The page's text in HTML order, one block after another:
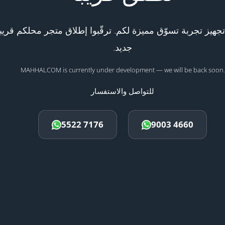
تجربة تسوّق مميزة لكم. ترقّبوا إطلاق متجر محلكم
جديد.
MAHHALCOM is currently under development — we will be back soon.
للتواصل والاستفسار
5522 7176 9003 4660